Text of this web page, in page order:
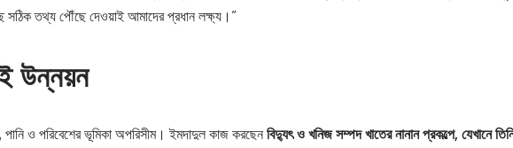
সঠিক তথ্য পৌঁছে দেওয়াই আমাদের প্রধান লক্ষ্য।”
উন্নয়ন
পানি ও পরিবেশের ভূমিকা অপরিসীম। ইমদাদুল কাজ করছেন বিদ্যুৎ ও খনিজ সম্পদ খাতের নানান প্রকল্পে, যেখানে